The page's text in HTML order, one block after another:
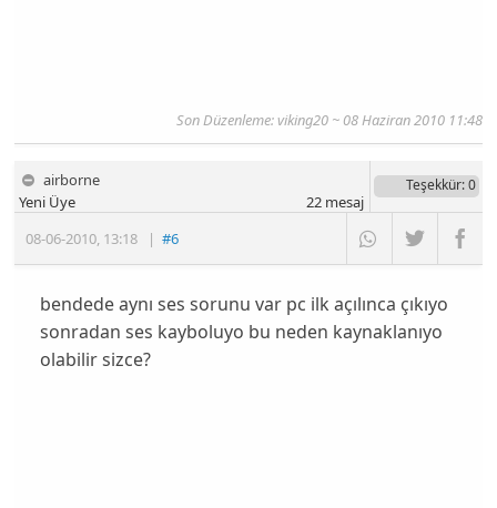
Son Düzenleme: viking20 ~ 08 Haziran 2010 11:48
airborne
08-06-2010, 13:18 |#6
Yeni Üye
Teşekkür: 0
22mesaj
bendede aynı ses sorunu var pc ilk açılınca çıkıyo
sonradan ses kayboluyo bu neden kaynaklanıyo
olabilir sizce?